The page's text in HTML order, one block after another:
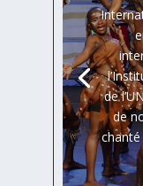
de
de